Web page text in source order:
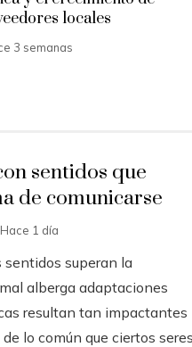
locales
3 semanas
sentidos que
de comunicarse
Hace 1 día
sentidos superan la
alberga adaptaciones
resultan tan impactantes
lo común que ciertos